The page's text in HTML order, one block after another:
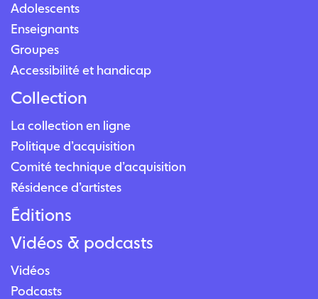
Adolescents
Enseignants
Groupes
Accessibilité et handicap
Collection
La collection en ligne
Politique d’acquisition
Comité technique d’acquisition
Résidence d’artistes
Éditions
Vidéos & podcasts
Vidéos
Podcasts